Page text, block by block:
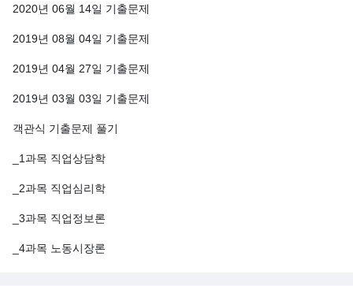
2020년 06월 14일 기출문제
2019년 08월 04일 기출문제
2019년 04월 27일 기출문제
2019년 03월 03일 기출문제
객관식 기출문제 풀기
_1과목 직업상담학
_2과목 직업심리학
_3과목 직업정보론
_4과목 노동시장론